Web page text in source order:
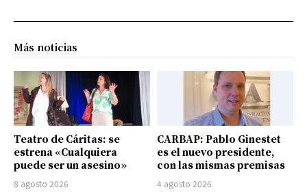
Más noticias
Teatro de Cáritas: se
estrena «Cualquiera
puede ser un asesino»
8 agosto 2026
CARBAP: Pablo Ginestet
es el nuevo presidente,
con las mismas premisas
4 agosto 2026